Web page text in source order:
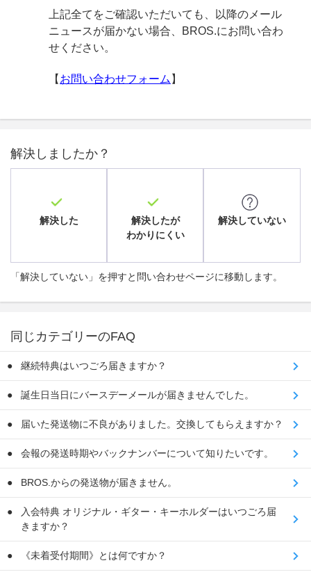
上記全てをご確認いただいても、以降のメール
ニュースが届かない場合、BROS.にお問い合わ
せください。
【 お問い合わせフォーム 】
解決しましたか？
解決した
解決したが
わかりにくい
解決していない
「解決していない」を押すと問い合わせページに移動します。
同じカテゴリーのFAQ
継続特典はいつごろ届きますか？
誕生日当日にバースデーメールが届きませんでした。
届いた発送物に不良がありました。交換してもらえますか？
会報の発送時期やバックナンバーについて知りたいです。
BROS.からの発送物が届きません。
入会特典 オリジナル・ギター・キーホルダーはいつごろ届
きますか？
《未着受付期間》とは何ですか？